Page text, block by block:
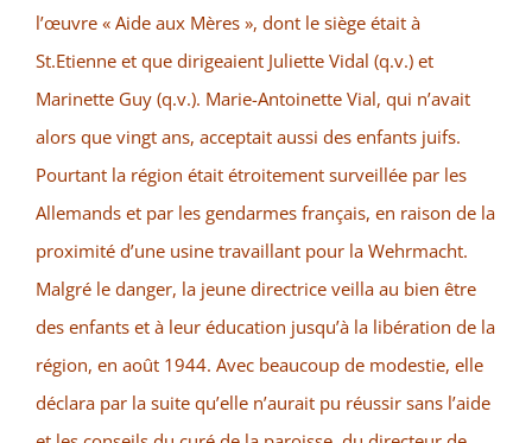
l’œuvre « Aide aux Mères », dont le siège était à
St.Etienne et que dirigeaient Juliette Vidal (q.v.) et
Marinette Guy (q.v.). Marie-Antoinette Vial, qui n’avait
alors que vingt ans, acceptait aussi des enfants juifs.
Pourtant la région était étroitement surveillée par les
Allemands et par les gendarmes français, en raison de la
proximité d’une usine travaillant pour la Wehrmacht.
Malgré le danger, la jeune directrice veilla au bien être
des enfants et à leur éducation jusqu’à la libération de la
région, en août 1944. Avec beaucoup de modestie, elle
déclara par la suite qu’elle n’aurait pu réussir sans l’aide